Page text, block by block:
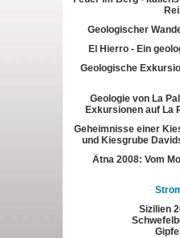
Geologischer
El Hierro - Ein
Geologische
Geologie von La
Exkursionen auf La
Geheimnisse einer
und Kiesgrube
Ätna 2008: Vom
Sizilien